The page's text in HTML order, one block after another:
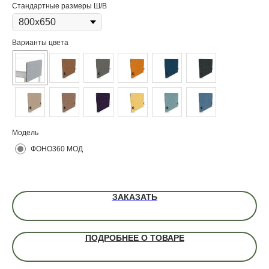
Стандартные размеры Ш/В
Варианты цвета
Модель
ФОНО360 МОД
ЗАКАЗАТЬ
ПОДРОБНЕЕ О ТОВАРЕ